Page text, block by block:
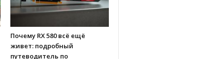
Почему RX 580 всё ещё
живет: подробный
путеводитель по